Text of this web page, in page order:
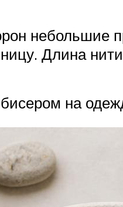
небольшие
Длина
на